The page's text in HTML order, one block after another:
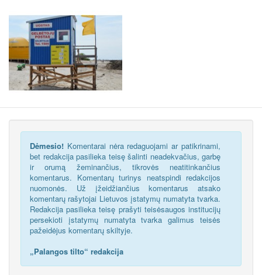
Dėmesio! Komentarai nėra redaguojami ar patikrinami,
bet redakcija pasilieka teisę šalinti neadekvačius, garbę
ir orumą žeminančius, tikrovės neatitinkančius
komentarus. Komentarų turinys neatspindi redakcijos
nuomonės. Už įžeidžiančius komentarus atsako
komentarų rašytojai Lietuvos įstatymų numatyta tvarka.
Redakcija pasilieka teisę prašyti teisėsaugos institucijų
persekioti įstatymų numatyta tvarka galimus teisės
pažeidėjus komentarų skiltyje.
„Palangos tilto“ redakcija